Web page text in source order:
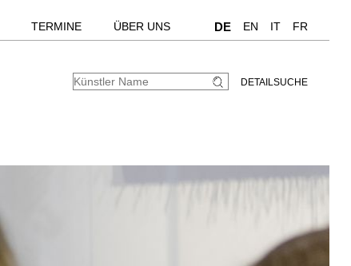
TERMINE ÜBER UNS DE EN IT FR
DETAILSUCHE